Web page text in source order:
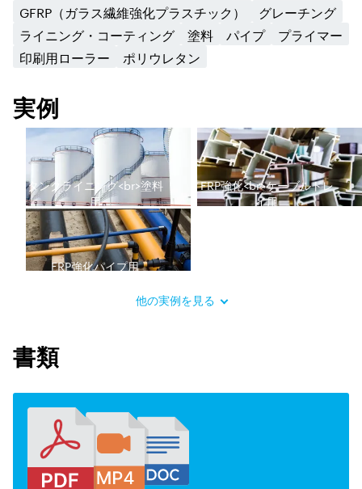
GFRP（ガラス繊維強化プラスチック）
グレーチング
ライニング・コーティング
塗料 パイプ
プライマー
印刷用ローラー
ポリウレタン
実例
タンクライニング<br>塗料
用
FRP強化<br>ケーブルトレ
イ用
FRP強化パイプ用
他の実例を見る
書類